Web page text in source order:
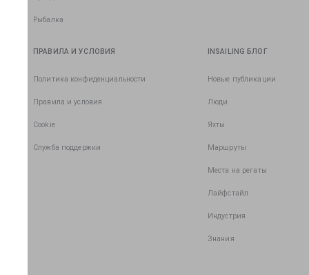
Рыбалка
ПРАВИЛА И УСЛОВИЯ
Политика конфиденциальности
Правила и условия
Cookie
Служба поддержки
INSAILING БЛОГ
Новые публикации
Люди
Яхты
Маршруты
Места на регаты
Лайфстайл
Индустрия
Знания